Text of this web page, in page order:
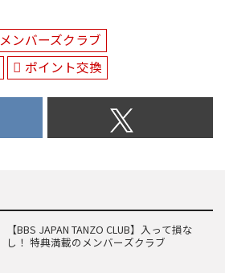
メンバーズクラブ
ポイント交換
【BBS JAPAN TANZO CLUB】入って損な
し！ 特典満載のメンバーズクラブ